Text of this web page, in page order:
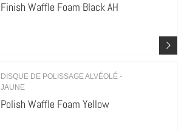
Finish Waffle Foam Black AH
DISQUE DE POLISSAGE ALVÉOLÉ -
JAUNE
Polish Waffle Foam Yellow